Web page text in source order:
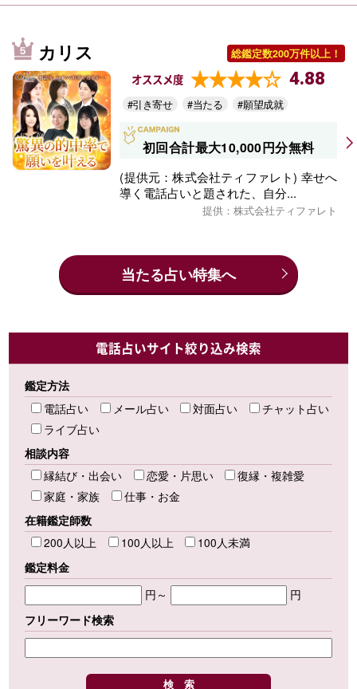
カリス 総鑑定数200万件以上！
オススメ度 4.88
#引き寄せ #当たる #願望成就
初回合計最大10,000円分無料
(提供元：株式会社ティファレト) 幸せへ
導く電話占いと題された、自分...
提供：株式会社ティファレト
当たる占い特集へ
電話占いサイト絞り込み検索
鑑定方法
電話占い
メール占い 対面占い
チャット占い
ライブ占い
相談内容
縁結び・出会い
恋愛・片思い
復縁・複雑愛
家庭・家族
仕事・お金
在籍鑑定師数
200人以上
100人以上
100人未満
鑑定料金
円～
円
フリーワード検索